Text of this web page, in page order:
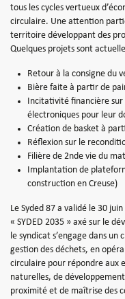
tous les cycles vertueux
circulaire. Une attention
territoire développant des
Quelques projets sont
Retour à la consigne du
Bière faite à partir de
Incitativité financière sur
électroniques pour leur
Création de basket à
Réflexion sur le
Filière de 2nde vie du
Implantation de
construction en Creuse)
Le Syded 87 a validé le 30
« SYDED 2035 » axé sur le
le syndicat s’engage dans
gestion des déchets, en
circulaire pour répondre aux
naturelles, de
proximité et de maîtrise des